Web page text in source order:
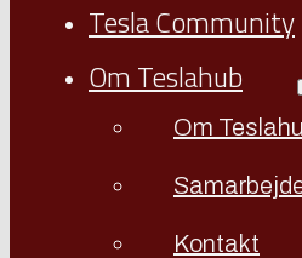
Tesla Community
Om Teslahub
Om
Kontakt